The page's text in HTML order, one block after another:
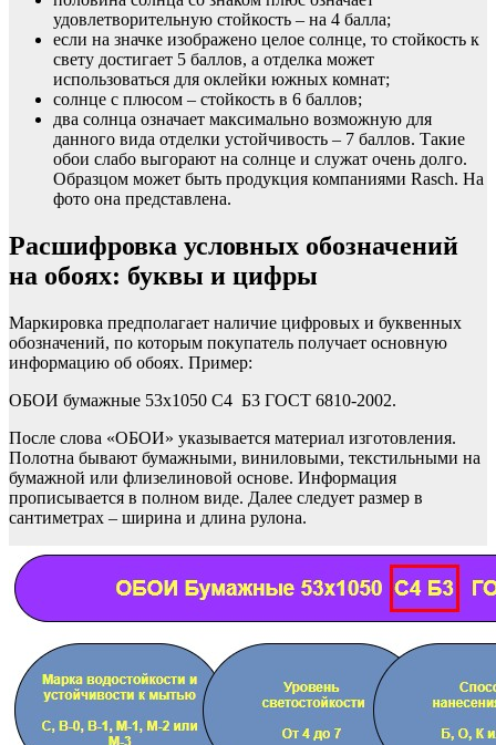
удовлетворительную стойкость – на 4 балла;
если на значке изображено целое солнце, то стойкость к
свету достигает 5 баллов, а отделка может
использоваться для оклейки южных комнат;
солнце с плюсом – стойкость в 6 баллов;
два солнца означает максимально возможную для
данного вида отделки устойчивость – 7 баллов. Такие
обои слабо выгорают на солнце и служат очень долго.
Образцом может быть продукция компаниями Rasch. На
фото она представлена.
Расшифровка условных обозначений
на обоях: буквы и цифры
Маркировка предполагает наличие цифровых и буквенных
обозначений, по которым покупатель получает основную
информацию об обоях. Пример:
ОБОИ бумажные 53х1050 С4 Б3 ГОСТ 6810-2002.
После слова «ОБОИ» указывается материал изготовления.
Полотна бывают бумажными, виниловыми, текстильными на
бумажной или флизелиновой основе. Информация
прописывается в полном виде. Далее следует размер в
сантиметрах – ширина и длина рулона.